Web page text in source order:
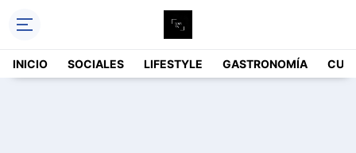
INICIO SOCIALES LIFESTYLE GASTRONOMÍA